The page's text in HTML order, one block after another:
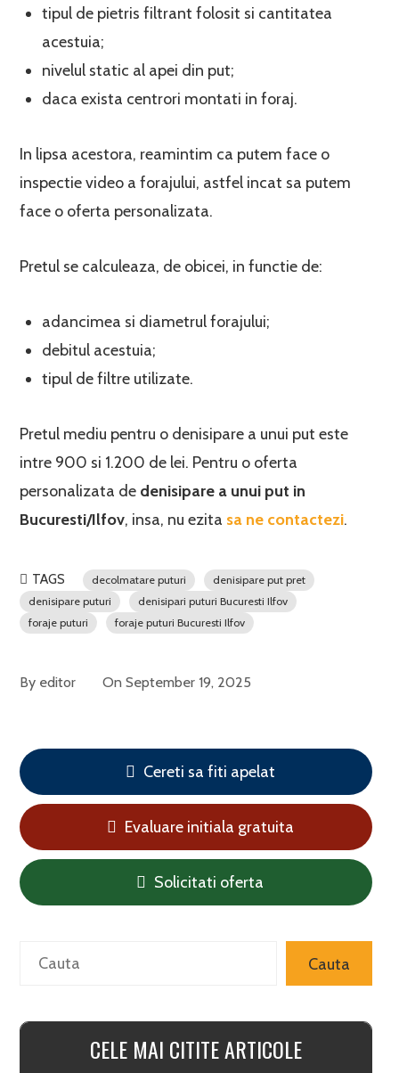
tipul de pietris filtrant folosit si cantitatea
acestuia;
nivelul static al apei din put;
daca exista centrori montati in foraj.
In lipsa acestora, reamintim ca putem face o
inspectie video a forajului, astfel incat sa putem
face o oferta personalizata.
Pretul se calculeaza, de obicei, in functie de:
adancimea si diametrul forajului;
debitul acestuia;
tipul de filtre utilizate.
Pretul mediu pentru o denisipare a unui put este
intre 900 si 1.200 de lei. Pentru o oferta
personalizata de denisipare a unui put in
Bucuresti/Ilfov, insa, nu ezita sa ne contactezi.
TAGS decolmatare puturi
denisipare put pret
denisipare puturi
denisipari puturi Bucuresti Ilfov
foraje puturi
foraje puturi Bucuresti Ilfov
By editor OnSeptember 19, 2025
Cereti sa fiti apelat
Evaluare initiala gratuita
Solicitati oferta
Search Cauta
CELE MAI CITITE ARTICOLE